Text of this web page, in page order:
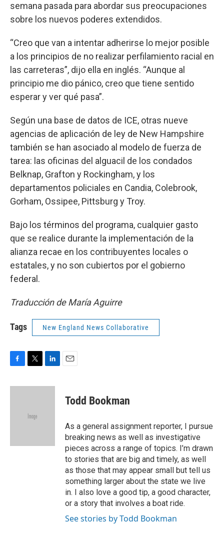
semana pasada para abordar sus preocupaciones
sobre los nuevos poderes extendidos.
“Creo que van a intentar adherirse lo mejor posible
a los principios de no realizar perfilamiento racial en
las carreteras”, dijo ella en inglés. “Aunque al
principio me dio pánico, creo que tiene sentido
esperar y ver qué pasa”.
Según una base de datos de ICE, otras nueve
agencias de aplicación de ley de New Hampshire
también se han asociado al modelo de fuerza de
tarea: las oficinas del alguacil de los condados
Belknap, Grafton y Rockingham, y los
departamentos policiales en Candia, Colebrook,
Gorham, Ossipee, Pittsburg y Troy.
Bajo los términos del programa, cualquier gasto
que se realice durante la implementación de la
alianza recae en los contribuyentes locales o
estatales, y no son cubiertos por el gobierno
federal.
Traducción de María Aguirre
Tags New England News Collaborative
c
i
e
n
Todd Bookman
As a general assignment reporter, I pursue
breaking news as well as investigative
pieces across a range of topics. I’m drawn
to stories that are big and timely, as well
as those that may appear small but tell us
something larger about the state we live
in. I also love a good tip, a good character,
or a story that involves a boat ride.
See stories by Todd Bookman